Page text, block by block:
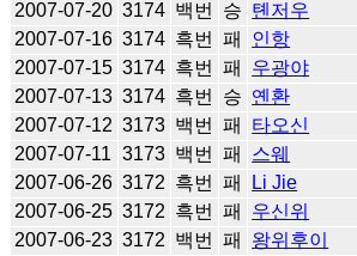
2007-07-20 3174 백번 승 톈저우
2007-07-16 3174 흑번 패 인항
2007-07-15 3174 흑번 패 우광야
2007-07-13 3174 흑번 승 옌환
2007-07-12 3173 백번 패 타오신
2007-07-11 3173 백번 패 스웨
2007-06-26 3172 흑번 패 Li Jie
2007-06-25 3172 흑번 패 우신위
2007-06-23 3172 백번 패 왕위후이